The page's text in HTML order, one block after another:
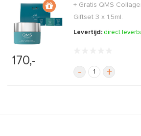
170,-
+ Gratis QMS
Giftset 3 x 1,5ml.
Levertijd: direct
- +